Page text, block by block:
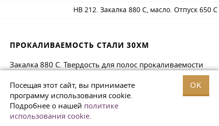
Посещая этот сайт, вы принимаете
программу использования cookie.
Подробнее о нашей политике
использования cookie.
OK
НВ 212. Закалка 880 С, масло. Отпуск 650 С
ПРОКАЛИВАЕМОСТЬ СТАЛИ 30ХМ
Закалка 880 С. Твердость для полос прокаливаемости
Расстояние от торца, мм / HRC